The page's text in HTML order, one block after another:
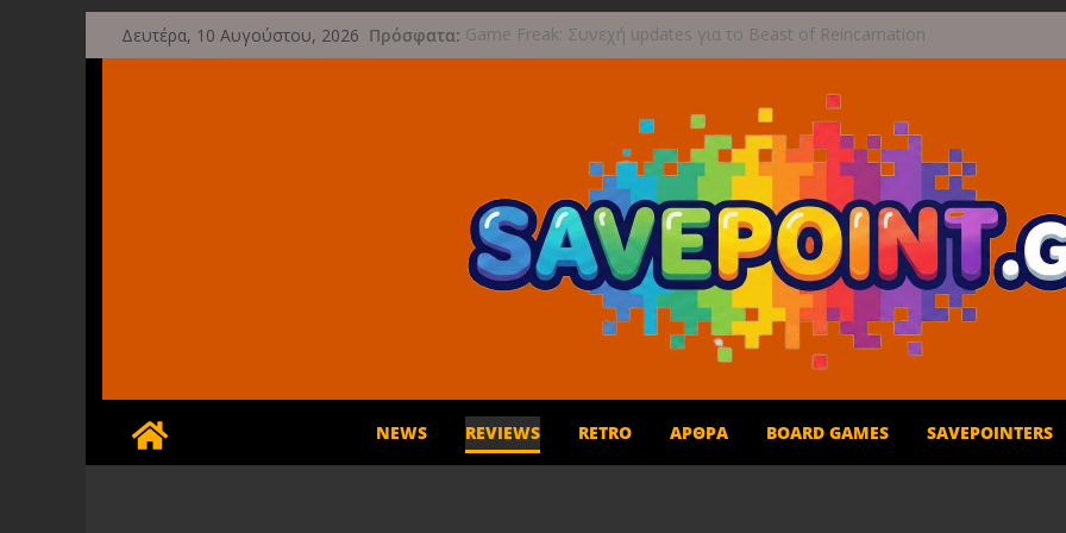
Μετάβαση
σε
Δευτέρα, 10 Αυγούστου, 2026 Πρόσφατα: Game Freak: Συνεχή updates για το Beast of Reincarnation
μετά την ανάμεικτη υποδοχή
Διασχίστε τους ουρανούς με το Wild Blue Skies αυτό το
Διακοπές και παιχνίδι για όλη την οικογένεια!
Έρχεται 1η Σεπτεμβρίου το Crimson Moon
NEWS REVIEWS RETRO ΆΡΘΡΑ BOARD GAMES SAVEPOINTERS